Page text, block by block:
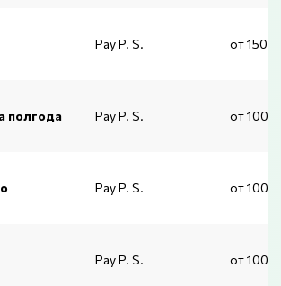
Pay P. S. от
полгода Pay P. S. от 1000
Pay P. S. от 1000
Pay P. S. от